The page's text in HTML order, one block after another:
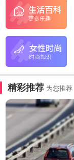
精彩推荐 为您推荐